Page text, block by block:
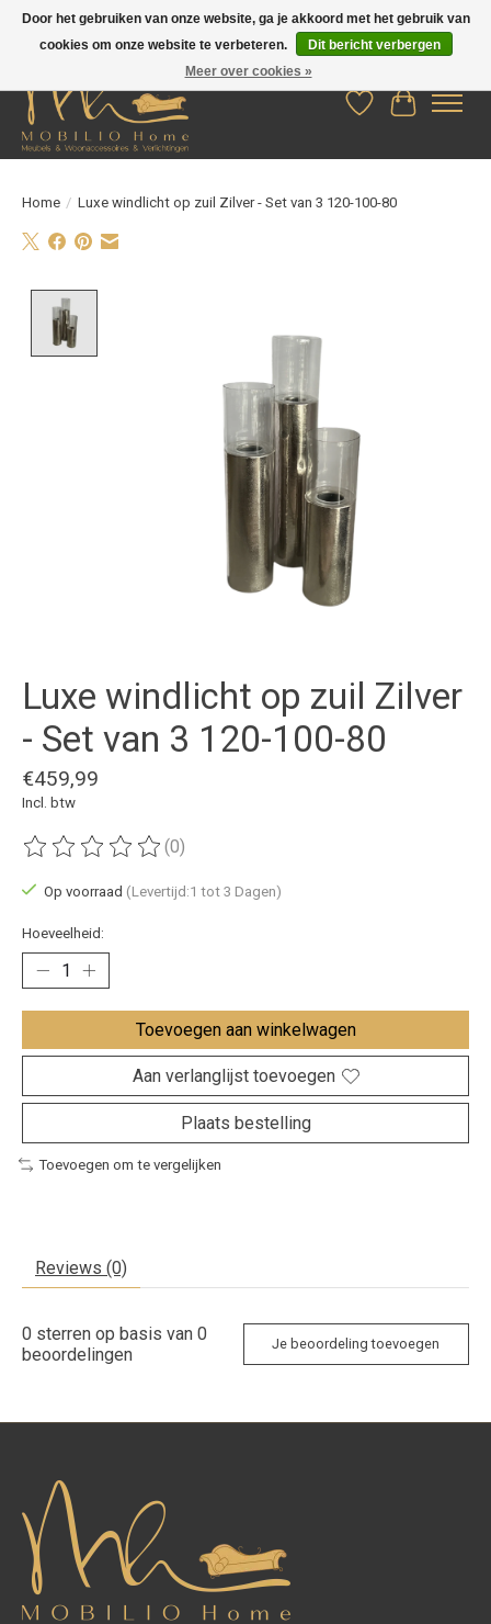
Verlanglijst
Home / Luxe windlicht op zuil Zilver - Set van 3 120-100-80
Luxe windlicht op zuil Zilver
- Set van 3 120-100-80
€459,99
Incl. btw
De beoordeling van dit product is
(0)
Op voorraad (Levertijd:1 tot 3 Dagen)
Hoeveelheid:
Toevoegen aan winkelwagen
Aan verlanglijst toevoegen
Plaats bestelling
Toevoegen om te vergelijken
Reviews (0)
0 sterren op basis van 0
beoordelingen
Je beoordeling toevoegen
Door het gebruiken van onze website, ga je akkoord met het gebruik van
cookies om onze website te verbeteren.
Dit bericht verbergen
Meer over cookies »